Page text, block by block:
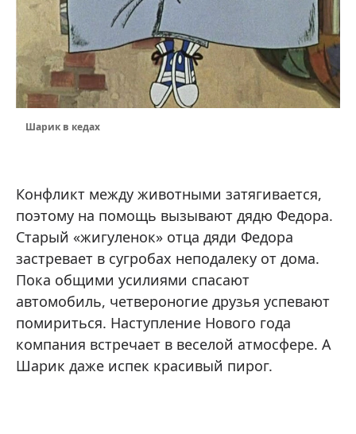
Шарик в кедах
Конфликт между животными затягивается,
поэтому на помощь вызывают дядю Федора.
Старый «жигуленок» отца дяди Федора
застревает в сугробах неподалеку от дома.
Пока общими усилиями спасают
автомобиль, четвероногие друзья успевают
помириться. Наступление Нового года
компания встречает в веселой атмосфере. А
Шарик даже испек красивый пирог.